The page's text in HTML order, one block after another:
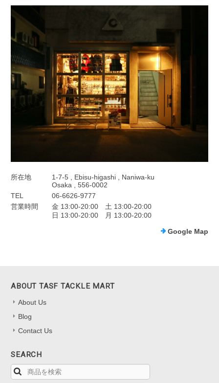
所在地
1-7-5 , Ebisu-higashi , Naniwa-ku
Osaka , 556-0002
TEL
06-6626-9777
営業時間
金 13:00-20:00 土 13:00-20:00
日 13:00-20:00 月 13:00-20:00
Google Map
ABOUT TASF TACKLE MART
About Us
Blog
Contact Us
SEARCH